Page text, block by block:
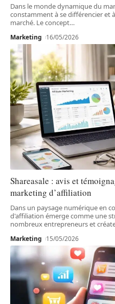
Dans le monde dynamique du
constamment à se différencier et
marché. Le concept…
Marketing 16/05/2026
Shareasale : avis et
marketing d’affiliation
Dans un paysage numérique en
d'affiliation émerge comme une
nombreux entrepreneurs et
Marketing 15/05/2026